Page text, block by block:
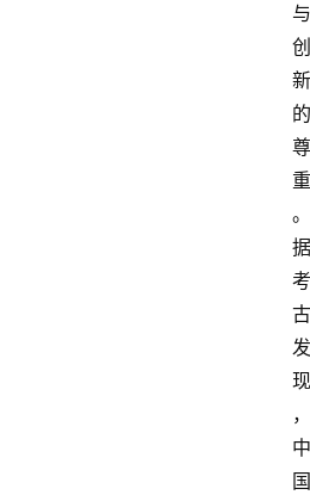
与
创
新
的
尊
重
。
据
考
古
发
现
，
中
国